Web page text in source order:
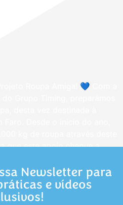
de protetor solar na roup
Newsletter para
e vídeos